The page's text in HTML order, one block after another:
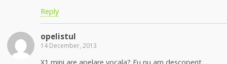
Reply
opelistul
14 December, 2013